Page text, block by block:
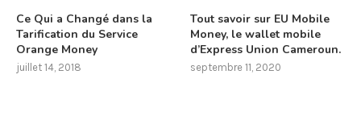
Ce Qui a Changé dans la
Tarification du Service
Orange Money
juillet 14, 2018
Tout savoir sur EU Mobile
Money, le wallet mobile
d’Express Union Cameroun.
septembre 11, 2020